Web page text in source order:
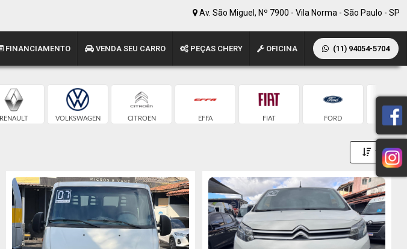
Av. São Miguel, Nº 7900 - Vila Norma - São Paulo - SP
FINANCIAMENTO VENDA SEU CARRO PEÇAS CHERY OFICINA (11) 94054-5704
RENAULT VOLKSWAGEN CITROEN EFFA FIAT FORD
Toggle